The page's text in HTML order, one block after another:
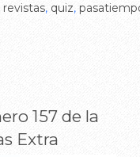
revistas, quiz,
157 de la
Extra